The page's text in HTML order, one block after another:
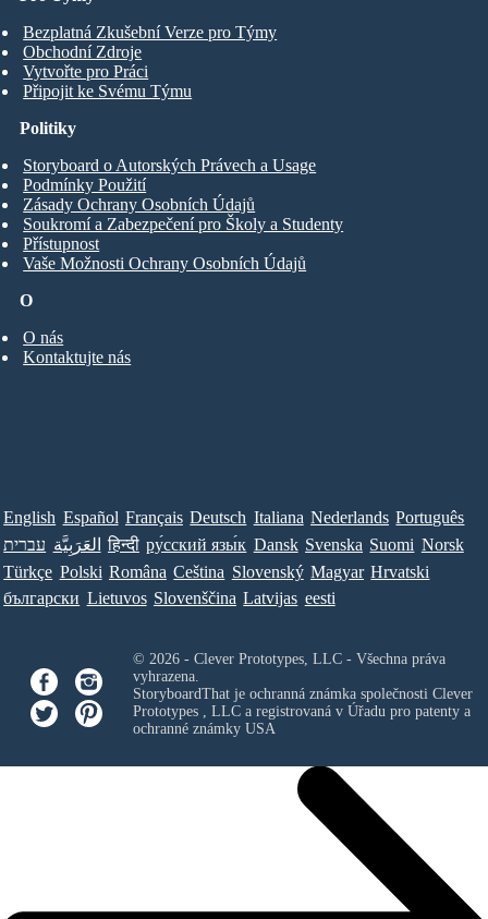
Bezplatná Zkušební Verze pro Týmy
Obchodní Zdroje
Vytvořte pro Práci
Připojit ke Svému Týmu
O
O nás
Kontaktujte nás
Politiky
Storyboard o Autorských Právech a Usage
Podmínky Použití
Zásady Ochrany Osobních Údajů
Soukromí a Zabezpečení pro Školy a Studenty
Přístupnost
Vaše Možnosti Ochrany Osobních Údajů
English Español Français Deutsch Italiana Nederlands Português
עברית العَرَبِيَّة हिन्दी ру́сский язы́к Dansk Svenska Suomi Norsk
Türkçe Polski Româna Ceština Slovenský Magyar Hrvatski
български Lietuvos Slovenščina Latvijas eesti
© 2026 - Clever Prototypes, LLC - Všechna práva
vyhrazena.
StoryboardThat je ochranná známka společnosti Clever
Prototypes , LLCa registrovaná v Úřadu pro patenty a
ochranné známky USA